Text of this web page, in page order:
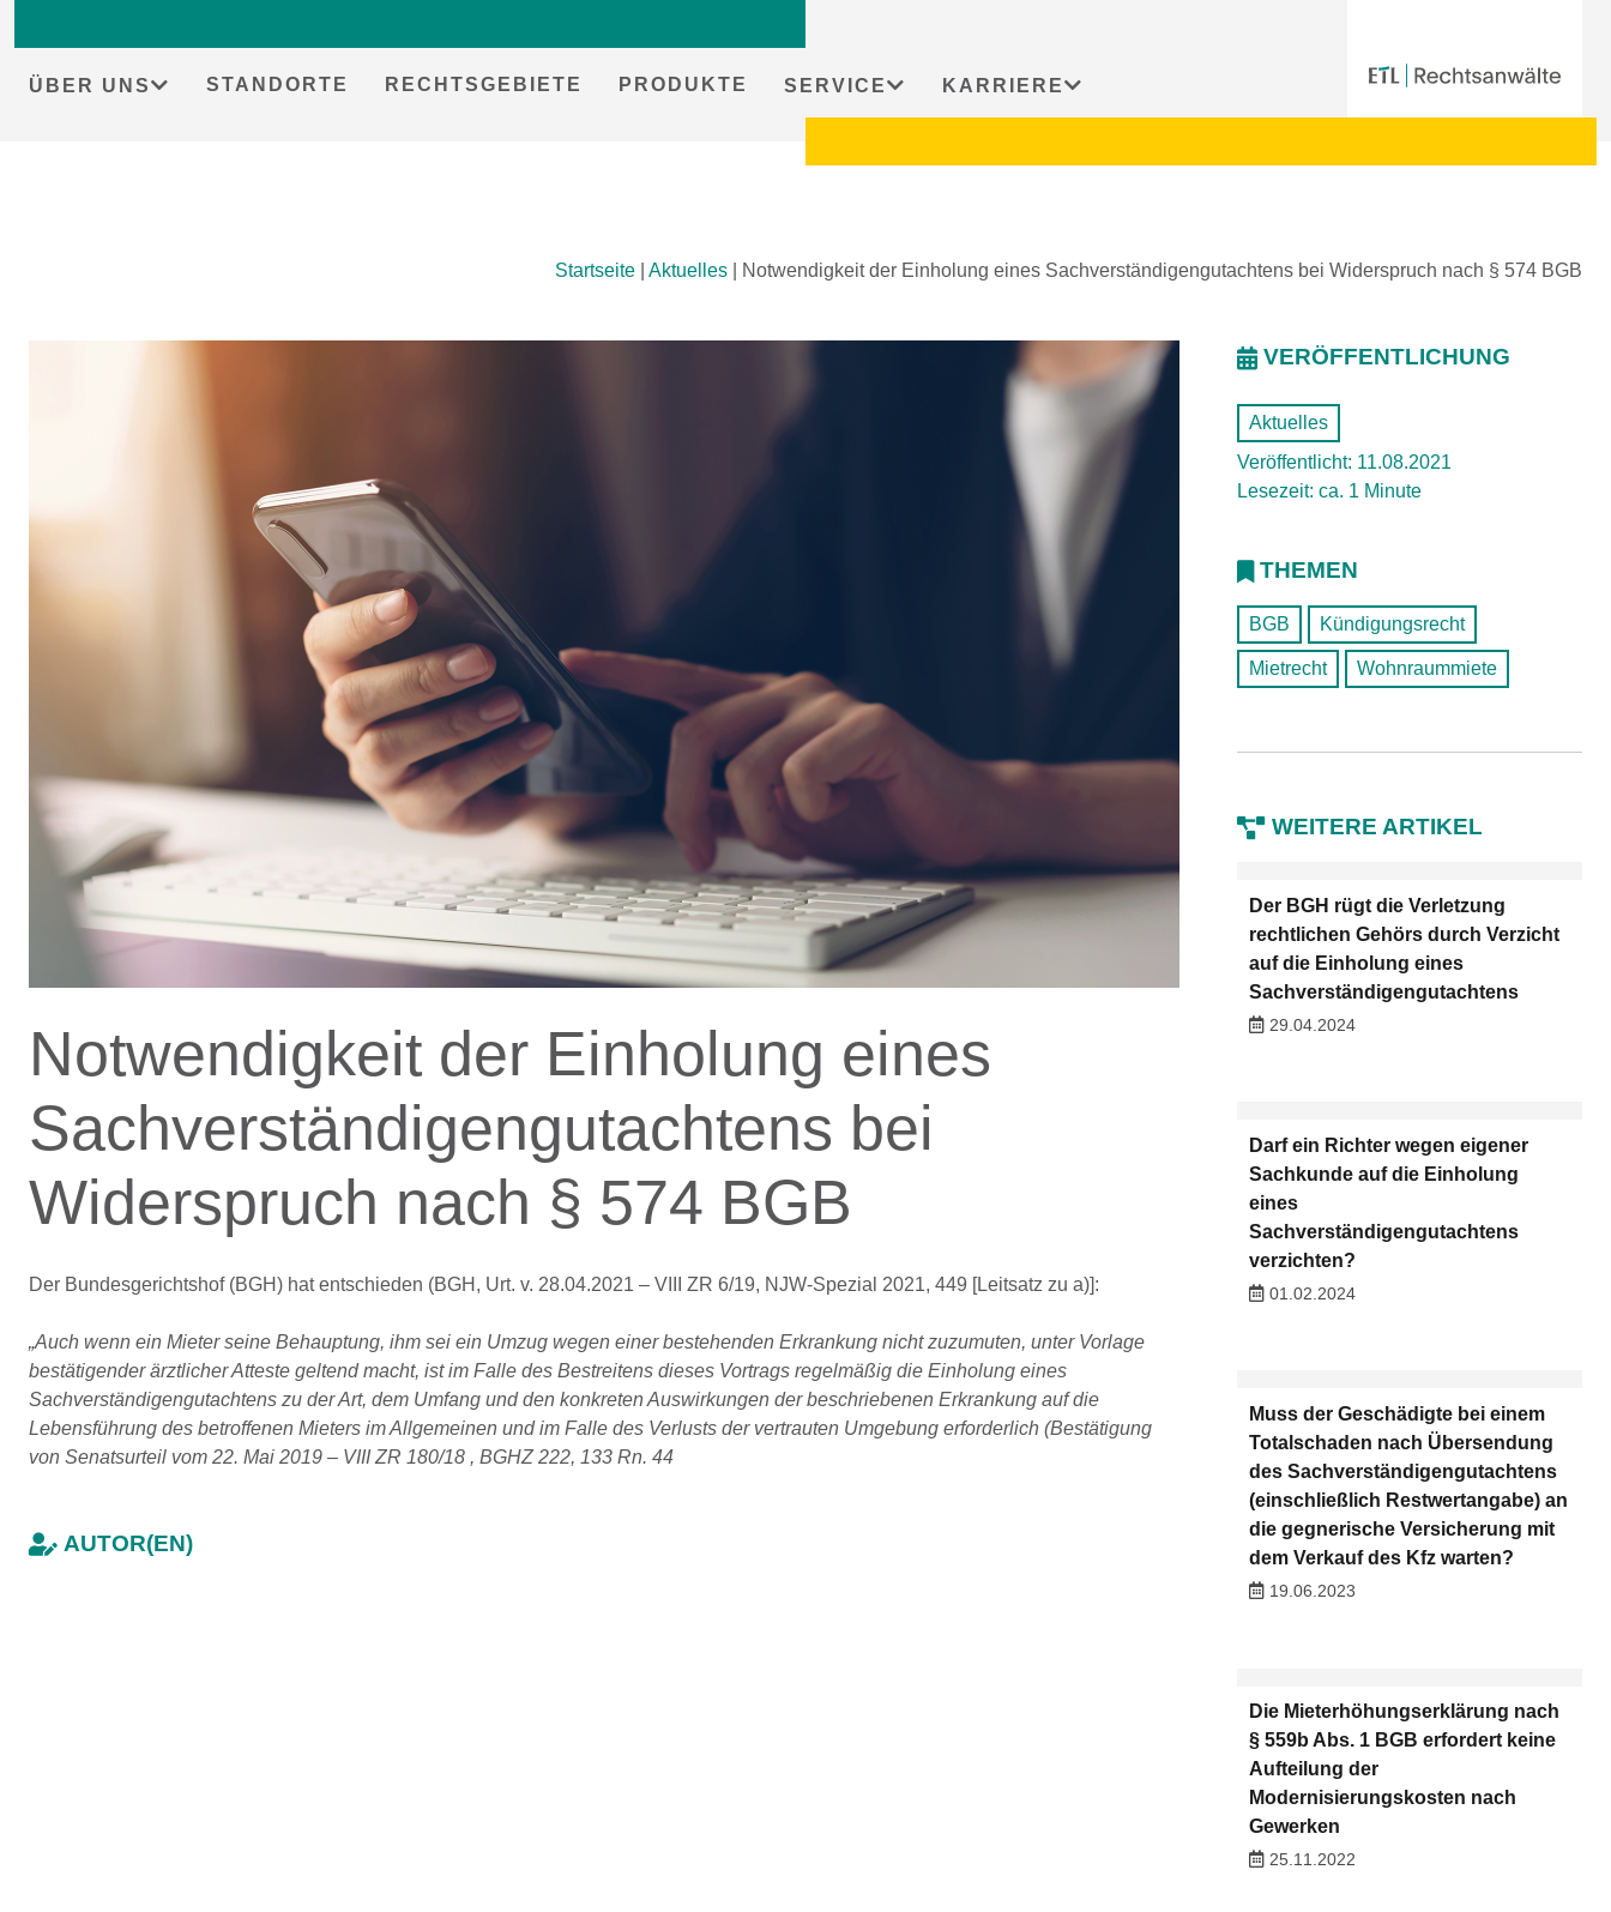
ÜBER UNS STANDORTE RECHTSGEBIETE PRODUKTE SERVICE KARRIERE
Startseite Aktuelles Notwendigkeit der Einholung eines Sachverständigengutachtens bei Widerspruch nach § 574 BGB
Notwendigkeit der Einholung eines
Sachverständigengutachtens bei
Widerspruch nach § 574 BGB
Der Bundesgerichtshof (BGH) hat entschieden (BGH, Urt. v. 28.04.2021 – VIII ZR 6/19, NJW-Spezial 2021, 449 [Leitsatz zu a)]:
„Auch wenn ein Mieter seine Behauptung, ihm sei ein Umzug wegen einer bestehenden Erkrankung nicht zuzumuten, unter Vorlage
bestätigender ärztlicher Atteste geltend macht, ist im Falle des Bestreitens dieses Vortrags regelmäßig die Einholung eines
Sachverständigengutachtens zu der Art, dem Umfang und den konkreten Auswirkungen der beschriebenen Erkrankung auf die
Lebensführung des betroffenen Mieters im Allgemeinen und im Falle des Verlusts der vertrauten Umgebung erforderlich (Bestätigung
von Senatsurteil vom 22. Mai 2019 – VIII ZR 180/18 , BGHZ 222, 133 Rn. 44
AUTOR(EN)
VERÖFFENTLICHUNG
Aktuelles
Veröffentlicht: 11.08.2021
Lesezeit: ca. 1 Minute
THEMEN
BGB Kündigungsrecht
Mietrecht Wohnraummiete
WEITERE ARTIKEL
Der BGH rügt die Verletzung
rechtlichen Gehörs durch Verzicht
auf die Einholung eines
Sachverständigengutachtens
29.04.2024
Darf ein Richter wegen eigener
Sachkunde auf die Einholung
eines
Sachverständigengutachtens
verzichten?
01.02.2024
Muss der Geschädigte bei einem
Totalschaden nach Übersendung
des Sachverständigengutachtens
(einschließlich Restwertangabe) an
die gegnerische Versicherung mit
dem Verkauf des Kfz warten?
19.06.2023
Die Mieterhöhungserklärung nach
§ 559b Abs. 1 BGB erfordert keine
Aufteilung der
Modernisierungskosten nach
Gewerken
25.11.2022